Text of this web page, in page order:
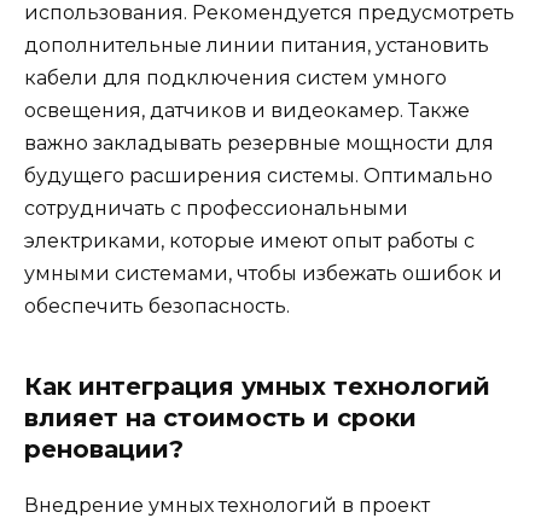
использования. Рекомендуется предусмотреть
дополнительные линии питания, установить
кабели для подключения систем умного
освещения, датчиков и видеокамер. Также
важно закладывать резервные мощности для
будущего расширения системы. Оптимально
сотрудничать с профессиональными
электриками, которые имеют опыт работы с
умными системами, чтобы избежать ошибок и
обеспечить безопасность.
Как интеграция умных технологий
влияет на стоимость и сроки
реновации?
Внедрение умных технологий в проект